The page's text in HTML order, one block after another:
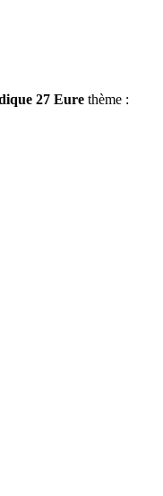
27 Eure thème :